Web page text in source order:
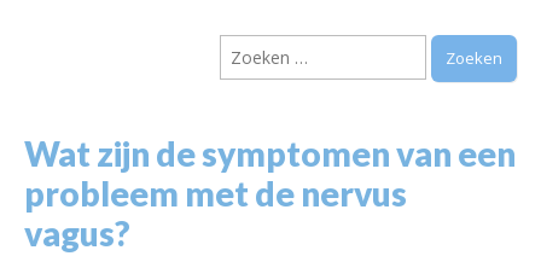
Vereniging
Arnhem e.o.
Zoeken
naar:
Wat zijn de symptomen van een
probleem met de nervus
vagus?